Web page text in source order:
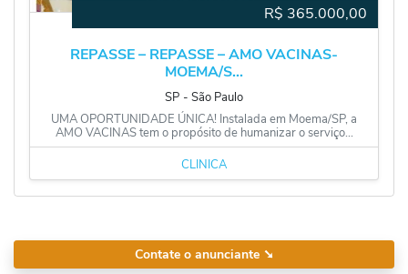
R$ 365.000,00
REPASSE – REPASSE – AMO VACINAS-
MOEMA/S...
SP ‐ São Paulo
UMA OPORTUNIDADE ÚNICA! Instalada em Moema/SP, a
AMO VACINAS tem o propósito de humanizar o serviço...
CLÍNICA
Contate o anunciante ➘